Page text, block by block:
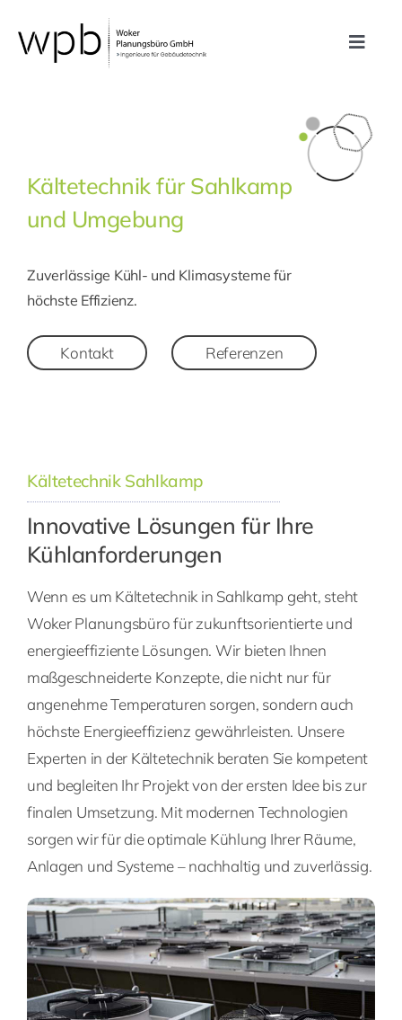
Inhalt
springen
Toggle
Unternehmen
Karriere
Kontakt
Kältetechnik für Sahlkamp
und Umgebung
Zuverlässige Kühl- und Klimasysteme für
höchste Effizienz.
Kontakt Referenzen
Kältetechnik Sahlkamp
Innovative Lösungen für Ihre
Kühlanforderungen
Wenn es um Kältetechnik in Sahlkamp geht, steht
Woker Planungsbüro für zukunftsorientierte und
energieeffiziente Lösungen. Wir bieten Ihnen
maßgeschneiderte Konzepte, die nicht nur für
angenehme Temperaturen sorgen, sondern auch
höchste Energieeffizienz gewährleisten. Unsere
Experten in der Kältetechnik beraten Sie kompetent
und begleiten Ihr Projekt von der ersten Idee bis zur
finalen Umsetzung. Mit modernen Technologien
sorgen wir für die optimale Kühlung Ihrer Räume,
Anlagen und Systeme – nachhaltig und zuverlässig.